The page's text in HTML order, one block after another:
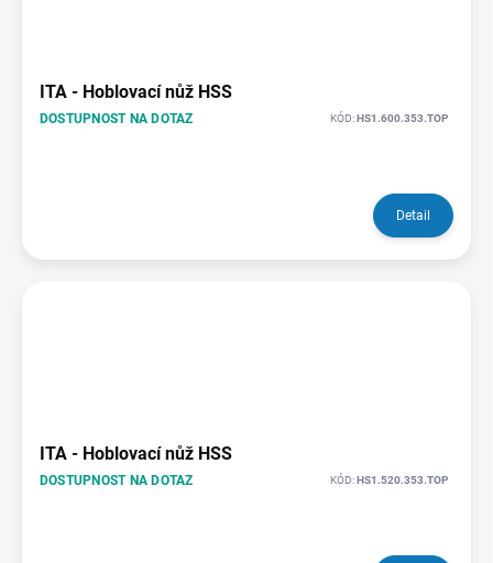
ITA - Hoblovací nůž HSS
DOSTUPNOST NA DOTAZ KÓD: HS1.600.353.TOP
Detail
ITA - Hoblovací nůž HSS
DOSTUPNOST NA DOTAZ KÓD:HS1.520.353.TOP